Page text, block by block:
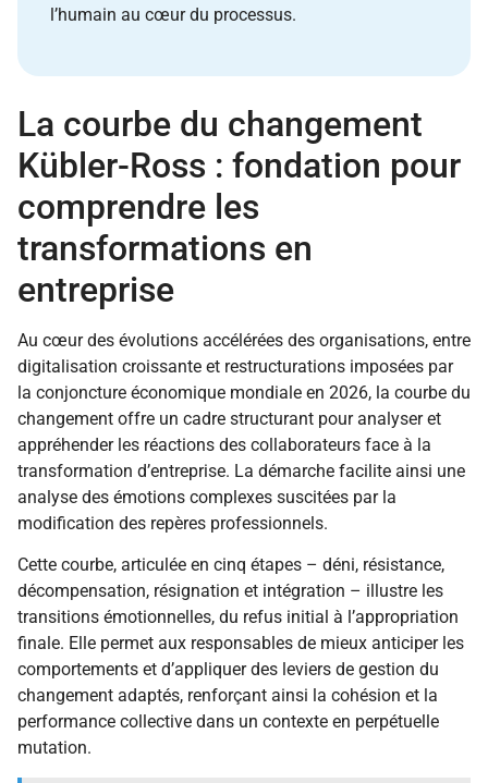
l’humain au cœur du processus.
La courbe du changement
Kübler-Ross : fondation pour
comprendre les
transformations en
entreprise
Au cœur des évolutions accélérées des organisations, entre
digitalisation croissante et restructurations imposées par
la conjoncture économique mondiale en 2026, la courbe du
changement offre un cadre structurant pour analyser et
appréhender les réactions des collaborateurs face à la
transformation d’entreprise. La démarche facilite ainsi une
analyse des émotions complexes suscitées par la
modification des repères professionnels.
Cette courbe, articulée en cinq étapes – déni, résistance,
décompensation, résignation et intégration – illustre les
transitions émotionnelles, du refus initial à l’appropriation
finale. Elle permet aux responsables de mieux anticiper les
comportements et d’appliquer des leviers de gestion du
changement adaptés, renforçant ainsi la cohésion et la
performance collective dans un contexte en perpétuelle
mutation.